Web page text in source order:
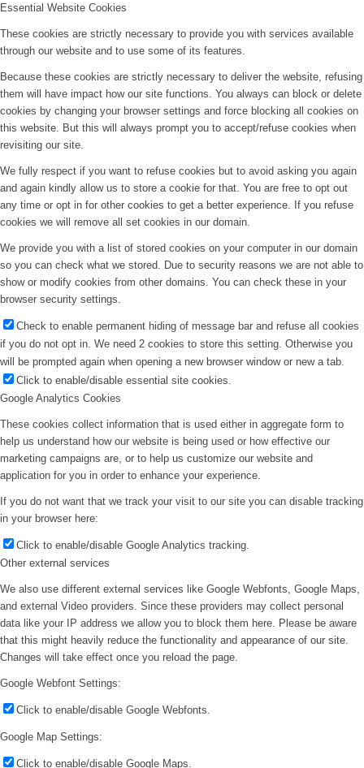
Essential Website Cookies
These cookies are strictly necessary to provide you with services available
through our website and to use some of its features.
Because these cookies are strictly necessary to deliver the website, refusing
them will have impact how our site functions. You always can block or delete
cookies by changing your browser settings and force blocking all cookies on
this website. But this will always prompt you to accept/refuse cookies when
revisiting our site.
We fully respect if you want to refuse cookies but to avoid asking you again
and again kindly allow us to store a cookie for that. You are free to opt out
any time or opt in for other cookies to get a better experience. If you refuse
cookies we will remove all set cookies in our domain.
We provide you with a list of stored cookies on your computer in our domain
so you can check what we stored. Due to security reasons we are not able to
show or modify cookies from other domains. You can check these in your
browser security settings.
Check to enable permanent hiding of message bar and refuse all cookies
if you do not opt in. We need 2 cookies to store this setting. Otherwise you
will be prompted again when opening a new browser window or new a tab.
Click to enable/disable essential site cookies.
Google Analytics Cookies
These cookies collect information that is used either in aggregate form to
help us understand how our website is being used or how effective our
marketing campaigns are, or to help us customize our website and
application for you in order to enhance your experience.
If you do not want that we track your visit to our site you can disable tracking
in your browser here:
Click to enable/disable Google Analytics tracking.
Other external services
We also use different external services like Google Webfonts, Google Maps,
and external Video providers. Since these providers may collect personal
data like your IP address we allow you to block them here. Please be aware
that this might heavily reduce the functionality and appearance of our site.
Changes will take effect once you reload the page.
Google Webfont Settings:
Click to enable/disable Google Webfonts.
Google Map Settings:
Click to enable/disable Google Maps.